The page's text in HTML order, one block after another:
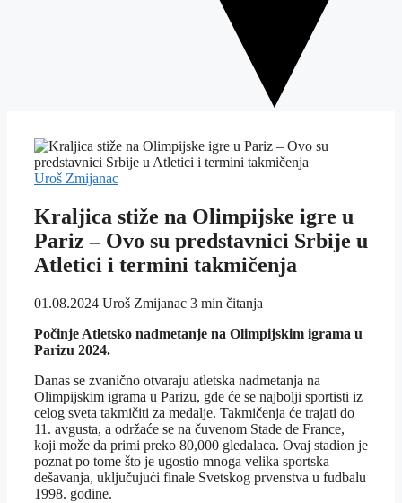
Uroš Zmijanac
Kraljica stiže na Olimpijske igre u
Pariz – Ovo su predstavnici Srbije u
Atletici i termini takmičenja
01.08.2024 Uroš Zmijanac 3 min čitanja
Počinje Atletsko nadmetanje na Olimpijskim igrama u
Parizu 2024.
Danas se zvanično otvaraju atletska nadmetanja na
Olimpijskim igrama u Parizu, gde će se najbolji sportisti iz
celog sveta takmičiti za medalje. Takmičenja će trajati do
11. avgusta, a održaće se na čuvenom Stade de France,
koji može da primi preko 80,000 gledalaca. Ovaj stadion je
poznat po tome što je ugostio mnoga velika sportska
dešavanja, uključujući finale Svetskog prvenstva u fudbalu
1998. godine.